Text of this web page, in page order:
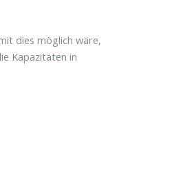
dies möglich wäre,
Kapazitäten in